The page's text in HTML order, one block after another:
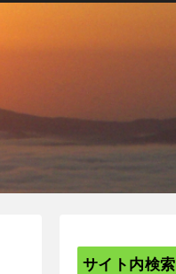
サイト内検索